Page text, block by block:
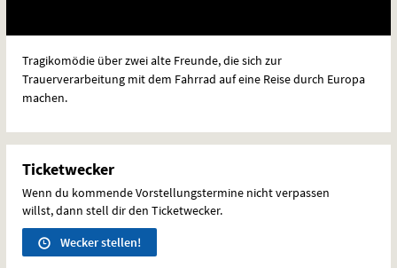
Tragikomödie über zwei alte Freunde, die sich zur
Trauerverarbeitung mit dem Fahrrad auf eine Reise durch Europa
machen.
Ticketwecker
Wenn du kommende Vorstellungstermine nicht verpassen
willst, dann stell dir den Ticketwecker.
Wecker stellen!